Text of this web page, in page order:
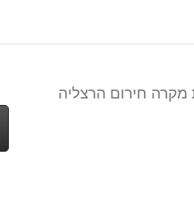
מקרה חירום הרצליה